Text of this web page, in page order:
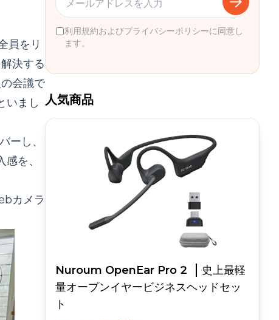
員をリ
決する
会議で
いまし
ーし、
を、
カメラ
利用規約およびプライバシーポリシーに同意し
ます。
人気商品
Nuroum OpenEar Pro 2
史上最軽
量オープンイヤービジネスヘッドセッ
ト